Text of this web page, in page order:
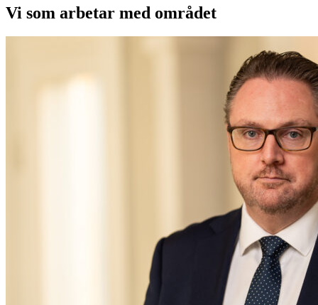
Vi som arbetar med området